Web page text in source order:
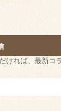
ければ、最新コ